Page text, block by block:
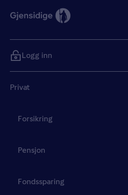
Privat
Forsikring
Pensjon
Fondssparing
Logg inn